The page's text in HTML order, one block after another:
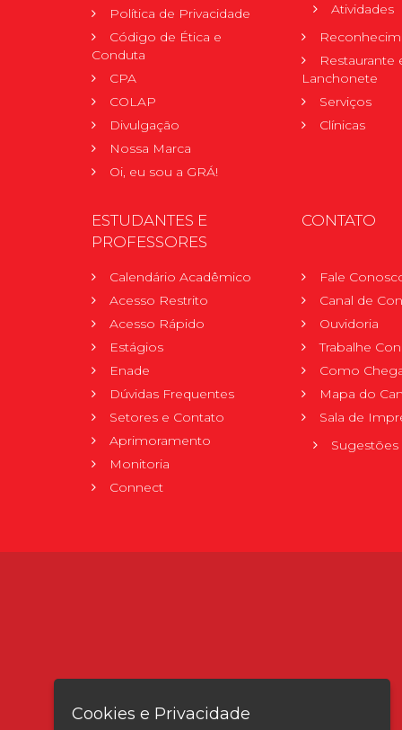
Política de Privacidade
Código de Ética e
Conduta
CPA
COLAP
Divulgação
Nossa Marca
Oi, eu sou a GRÁ!
Atividades
Restaurante
Lanchonete
Serviços
Clínicas
ESTUDANTES E
PROFESSORES
Calendário Acadêmico
Acesso Restrito
Acesso Rápido
Estágios
Enade
Dúvidas Frequentes
Setores e Contato
Aprimoramento
Monitoria
Connect
CONTATO
Fale
Canal de
Ouvidoria
Trabalhe
Como
Mapa do
Sala de
Cookies e Privacidade